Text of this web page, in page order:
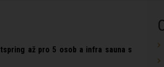
až pro 5 osob a infra sauna s